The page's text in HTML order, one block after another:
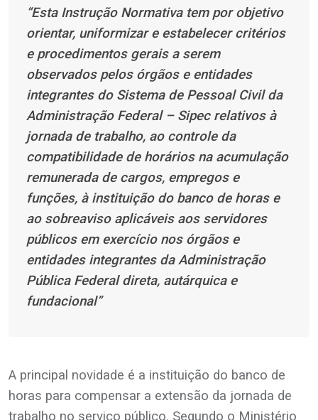
“Esta Instrução Normativa tem por objetivo
orientar, uniformizar e estabelecer critérios
e procedimentos gerais a serem
observados pelos órgãos e entidades
integrantes do Sistema de Pessoal Civil da
Administração Federal – Sipec relativos à
jornada de trabalho, ao controle da
compatibilidade de horários na acumulação
remunerada de cargos, empregos e
funções, à instituição do banco de horas e
ao sobreaviso aplicáveis aos servidores
públicos em exercício nos órgãos e
entidades integrantes da Administração
Pública Federal direta, autárquica e
fundacional”
A principal novidade é a instituição do banco de
horas para compensar a extensão da jornada de
trabalho no serviço público. Segundo o Ministério